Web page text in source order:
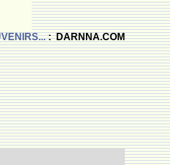
: DARNNA.COM